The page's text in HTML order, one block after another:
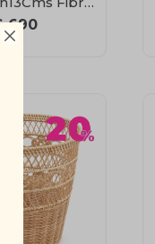

690